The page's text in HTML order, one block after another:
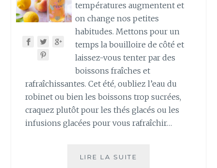
températures augmentent et
on change nos petites
habitudes. Mettons pour un
temps la bouilloire de côté et
laissez-vous tenter par des
boissons fraîches et
rafraîchissantes. Cet été, oubliez l’eau du
robinet ou bien les boissons trop sucrées,
craquez plutôt pour les thés glacés ou les
infusions glacées pour vous rafraîchir…
LIRE LA SUITE